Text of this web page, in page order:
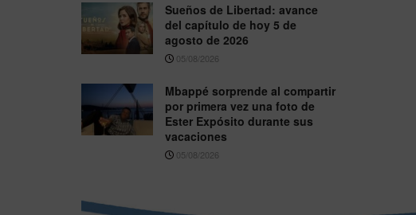
Sueños de Libertad: avance
del capítulo de hoy 5 de
agosto de 2026
05/08/2026
Mbappé sorprende al compartir
por primera vez una foto de
Ester Expósito durante sus
vacaciones
05/08/2026